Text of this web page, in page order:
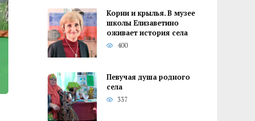
Корни и крылья. В музее
школы Елизаветино
оживает история села
400
Певучая душа родного
села
337